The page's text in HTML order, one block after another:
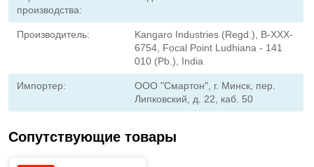
производства:
Производитель:
Kangaro Industries (Regd.), B-XXX-
6754, Focal Point Ludhiana - 141
010 (Pb.), India
Импортер:
ООО "Смартон", г. Минск, пер.
Липковский, д. 22, каб. 50
Сопутствующие товары